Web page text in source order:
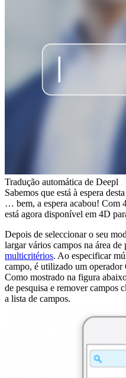
Tradução automática de Deepl
Sabemos que está à espera
… bem, a espera acabou! Com
está agora disponível em 4D
Depois de seleccionar o seu
largar vários campos na área de
multicritérios. Ao especificar
campo, é utilizado um operador
Como mostrado na figura
de pesquisa e remover campos
a lista de campos.